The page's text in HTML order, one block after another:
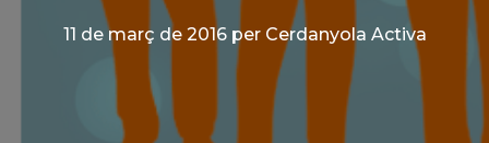
11 de març de 2016 per Cerdanyola Activa